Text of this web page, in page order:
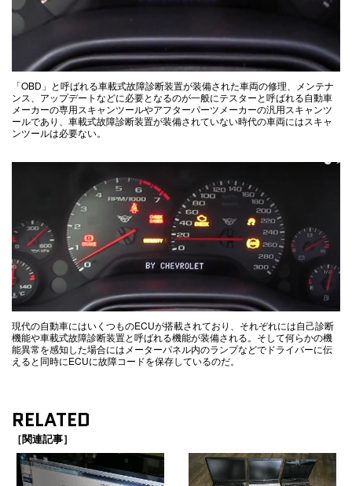
「OBD」と呼ばれる車載式故障診断装置が装備された車両の修理、メンテナ
ンス、アップデートなどに必要となるのが一般にテスターと呼ばれる自動車
メーカーの専用スキャンツールやアフターパーツメーカーの汎用スキャンツ
ールであり、車載式故障診断装置が装備されていない時代の車両にはスキャ
ンツールは必要ない。
現代の自動車にはいくつものECUが搭載されており、それぞれには自己診断
機能や車載式故障診断装置と呼ばれる機能が装備される。そして何らかの機
能異常を感知した場合にはメーターパネル内のランプなどでドライバーに伝
えると同時にECUに故障コードを保存しているのだ。
RELATED
［関連記事］